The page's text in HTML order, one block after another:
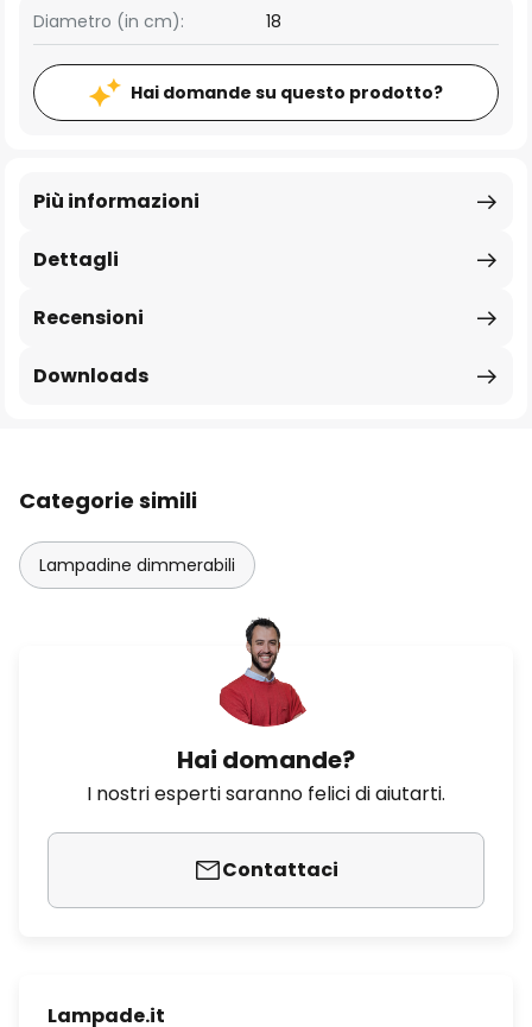
Diametro (in cm): 18
Hai domande su questo prodotto?
Dettagli
Più informazioni
Recensioni
Downloads
Categorie simili
Lampadine dimmerabili
Hai domande?
I nostri esperti saranno felici di aiutarti.
Contattaci
Lampade.it